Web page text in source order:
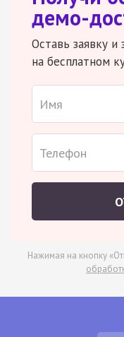
демо-
Оставь заявку и
на бесплатном
Нажимая на кнопку